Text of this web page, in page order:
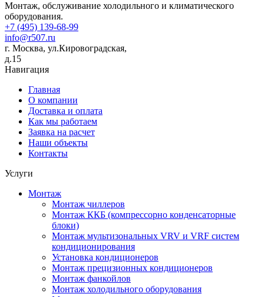
Монтаж, обслуживание холодильного и климатического
оборудования.
+7 (495) 139-68-99
info@r507.ru
г. Москва, ул.Кировоградская,
д.15
Навигация
Главная
О компании
Доставка и оплата
Как мы работаем
Заявка на расчет
Наши объекты
Контакты
Услуги
Монтаж
Монтаж чиллеров
Монтаж ККБ (компрессорно конденсаторные
блоки)
Монтаж мультизональных VRV и VRF систем
кондиционирования
Установка кондиционеров
Монтаж прецизионных кондиционеров
Монтаж фанкойлов
Монтаж холодильного оборудования